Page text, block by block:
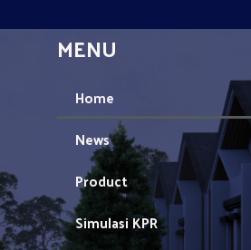
MENU
Home
News
Product
Simulasi KPR